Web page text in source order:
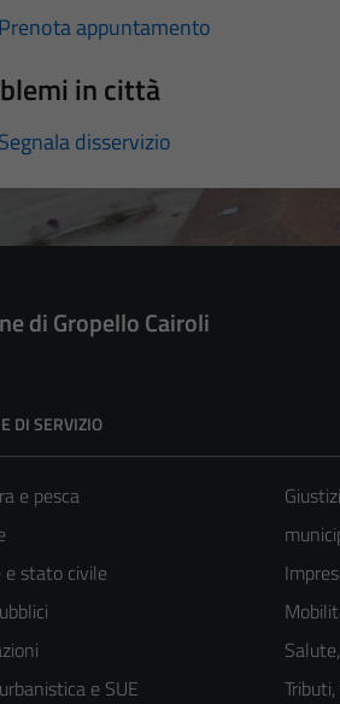
Prenota appuntamento
in città
Segnala disservizio
di Gropello Cairoli
DI SERVIZIO
e pesca
e stato civile
e SUE